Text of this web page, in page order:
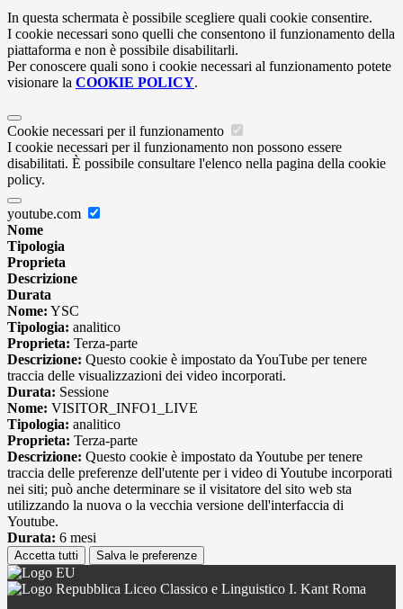
In questa schermata è possibile scegliere quali cookie consentire.
I cookie necessari sono quelli che consentono il funzionamento della
piattaforma e non è possibile disabilitarli.
Per conoscere quali sono i cookie necessari al funzionamento potete
visionare la COOKIE POLICY.
Cookie necessari per il funzionamento
I cookie necessari per il funzionamento non possono essere
disabilitati. È possibile consultare l'elenco nella pagina della cookie
policy.
youtube.com
Nome
Tipologia
Proprieta
Descrizione
Durata
Nome: YSC
Tipologia: analitico
Proprieta: Terza-parte
Descrizione: Questo cookie è impostato da YouTube per tenere
traccia delle visualizzazioni dei video incorporati.
Durata: Sessione
Nome: VISITOR_INFO1_LIVE
Tipologia: analitico
Proprieta: Terza-parte
Descrizione: Questo cookie è impostato da Youtube per tenere
traccia delle preferenze dell'utente per i video di Youtube incorporati
nei siti; può anche determinare se il visitatore del sito web sta
utilizzando la nuova o la vecchia versione dell'interfaccia di
Youtube.
Durata: 6 mesi
Accetta tutti Salva le preferenze
Liceo Classico e Linguistico I. Kant Roma